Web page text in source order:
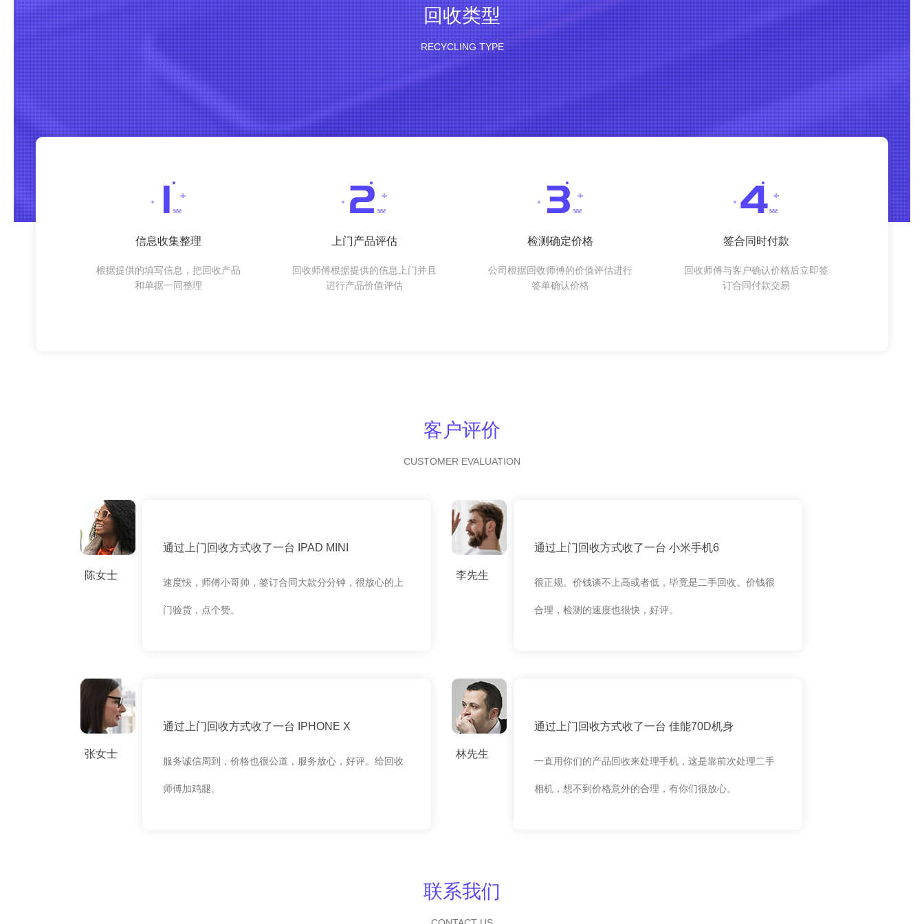
回收类型
RECYCLING TYPE
信息收集整理
根据提供的填写信息，把回收产品
和单据一同整理
上门产品评估
回收师傅根据提供的信息上门并且
进行产品价值评估
检测确定价格
公司根据回收师傅的价值评估进行
签单确认价格
签合同时付款
回收师傅与客户确认价格后立即签
订合同付款交易
客户评价
CUSTOMER EVALUATION
陈女士
通过上门回收方式收了一台 IPAD MINI
速度快，师傅小哥帅，签订合同大款分分钟，很放心的上
门验货，点个赞。
李先生
通过上门回收方式收了一台 小米手机6
很正规。价钱谈不上高或者低，毕竟是二手回收。价钱很
合理，检测的速度也很快，好评。
张女士
通过上门回收方式收了一台 IPHONE X
服务诚信周到，价格也很公道，服务放心，好评。给回收
师傅加鸡腿。
林先生
通过上门回收方式收了一台 佳能70D机身
一直用你们的产品回收来处理手机，这是靠前次处理二手
相机，想不到价格意外的合理，有你们很放心。
联系我们